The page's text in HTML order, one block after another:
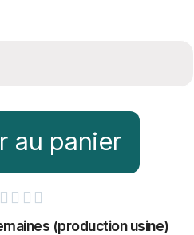
au panier
   
(production usine)